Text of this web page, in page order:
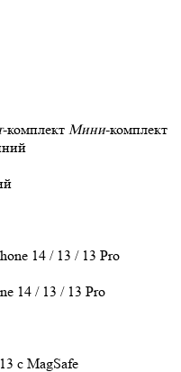
-комплект Мини-комплект
14 / 13 / 13 Pro